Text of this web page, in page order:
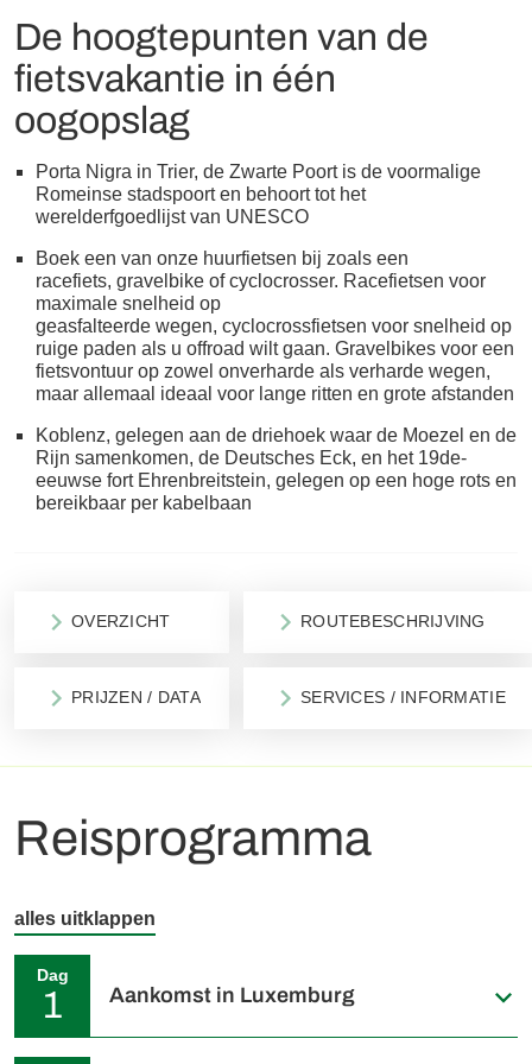
De hoogtepunten van de
fietsvakantie in één
oogopslag
Porta Nigra in Trier, de Zwarte Poort is de voormalige
Romeinse stadspoort en behoort tot het
werelderfgoedlijst van UNESCO
Boek een van onze huurfietsen bij zoals een
racefiets, gravelbike of cyclocrosser. Racefietsen voor
maximale snelheid op
geasfalteerde wegen, cyclocrossfietsen voor snelheid op
ruige paden als u offroad wilt gaan. Gravelbikes voor een
fietsvontuur op zowel onverharde als verharde wegen,
maar allemaal ideaal voor lange ritten en grote afstanden
Koblenz, gelegen aan de driehoek waar de Moezel en de
Rijn samenkomen, de Deutsches Eck, en het 19de-
eeuwse fort Ehrenbreitstein, gelegen op een hoge rots en
bereikbaar per kabelbaan
OVERZICHT ROUTEBESCHRIJVING
PRIJZEN / DATA SERVICES / INFORMATIE
Reisprogramma
alles uitklappen
Dag
1 Aankomst in Luxemburg